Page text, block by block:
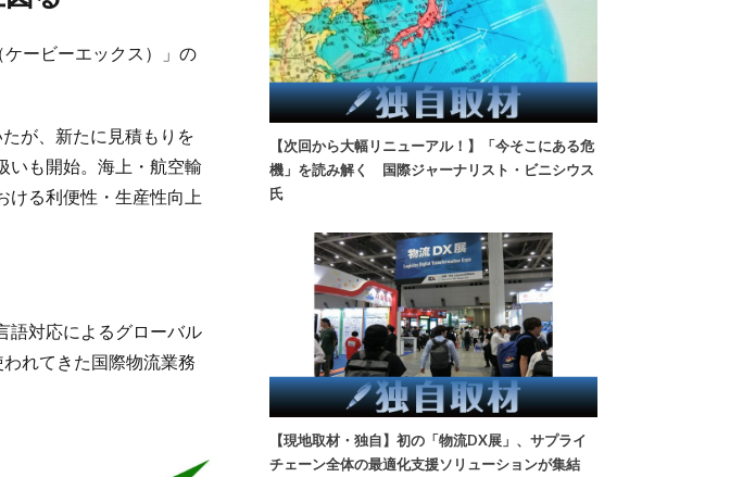
ービーエックス）」の
が、新たに見積もりを
いも開始。海上・航空輸
ける利便性・生産性向上
語対応によるグローバル
れてきた国際物流業務
【次回から大幅リニューアル！】「今そこにある危
機」を読み解く 国際ジャーナリスト・ビニシウス
氏
【現地取材・独自】初の「物流DX展」、サプライ
チェーン全体の最適化支援ソリューションが集結